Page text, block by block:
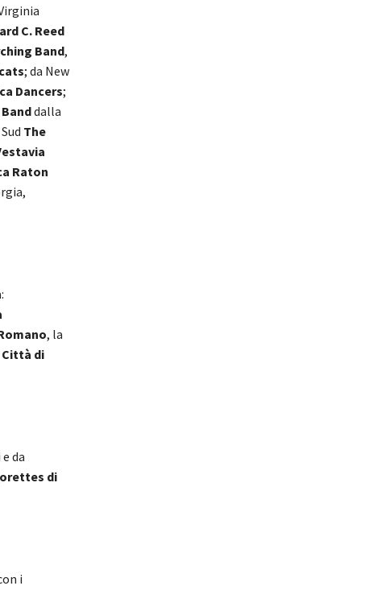
C. Reed
Band,
; da New
Dancers;
dalla
The
Raton
, la
di
da
di
i